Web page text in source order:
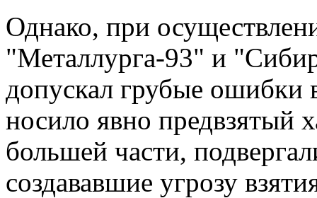
Однако, при
"Металлурга-93" и
допускал грубые ошибки
носило явно предвзятый
большей части,
создававшие угрозу